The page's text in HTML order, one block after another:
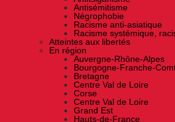
Antisémitisme
Négrophobie
Racisme anti-asiatique
Racisme systémique,
Atteintes aux libertés
En région
Auvergne-Rhône-Alpes
Bourgogne-Franche-
Bretagne
Centre Val de Loire
Corse
Centre Val de Loire
Grand Est
Hauts-de-France